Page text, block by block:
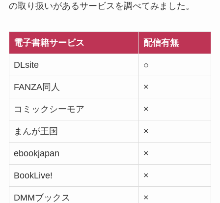
の取り扱いがあるサービスを調べてみました。
電子書籍サービス 配信有無
DLsite ○
FANZA同人 ×
コミックシーモア ×
まんが王国 ×
ebookjapan ×
BookLive! ×
DMMブックス ×